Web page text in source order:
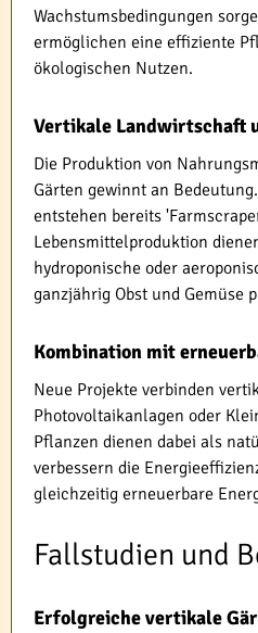
Wachstumsbedingungen
ermöglichen eine effiziente
ökologischen Nutzen.
Vertikale Landwirtschaft
Die Produktion von
Gärten gewinnt an
entstehen bereits
Lebensmittelproduktion
hydroponische oder
ganzjährig Obst und Gemüse
Kombination mit
Neue Projekte verbinden
Photovoltaikanlagen oder
Pflanzen dienen dabei als
verbessern die
gleichzeitig erneuerbare
Fallstudien und
Erfolgreiche vertikale